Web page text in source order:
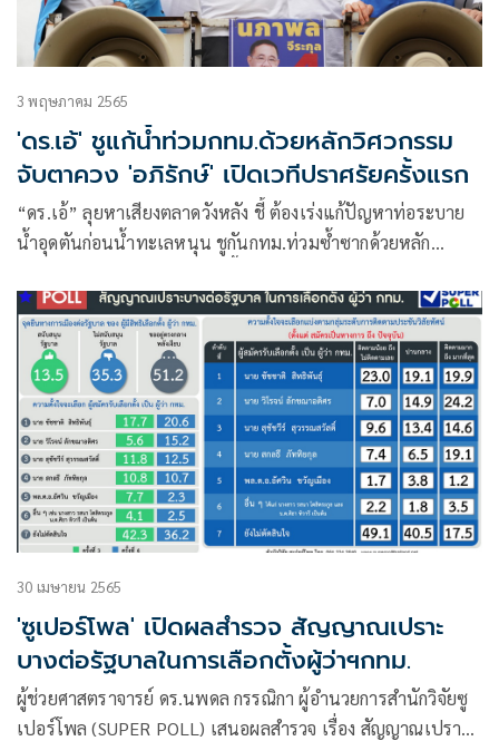
3 พฤษภาคม 2565
'ดร.เอ้' ชูแก้น้ำท่วมกทม.ด้วยหลักวิศวกรรม
จับตาควง 'อภิรักษ์' เปิดเวทีปราศรัยครั้งแรก
“ดร.เอ้” ลุยหาเสียงตลาดวังหลัง ชี้ ต้องเร่งแก้ปัญหาท่อระบาย
น้ำอุดตันก่อนน้ำทะเลหนุน ชูกันกทม.ท่วมซ้ำซากด้วยหลัก
ปราศรัยครั้งแรกที่เขตคลองสามวา
30 เมษายน 2565
'ซูเปอร์โพล' เปิดผลสำรวจ สัญญาณเปราะ
บางต่อรัฐบาลในการเลือกตั้งผู้ว่าฯกทม.
ผู้ช่วยศาสตราจารย์ ดร.นพดล กรรณิกา ผู้อำนวยการสำนักวิจัยซู
เปอร์โพล (SUPER POLL) เสนอผลสำรวจ เรื่อง สัญญาณเปราะ